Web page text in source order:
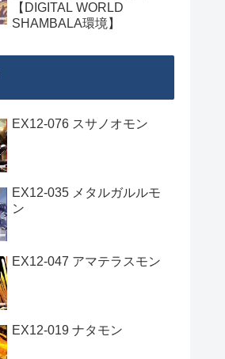
【DIGITAL WORLD
SHAMBALA環境】
EX12-076 スサノオモン
EX12-035 メタルガルルモ
ン
EX12-047 アマテラスモン
EX12-019 ナタモン